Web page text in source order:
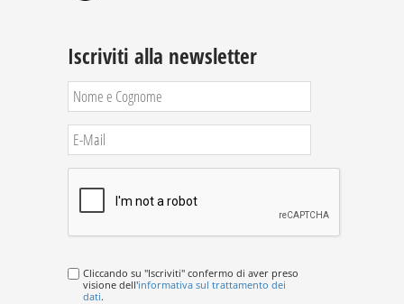
Iscriviti alla newsletter
Cliccando su "Iscriviti" confermo di aver preso
visione dell'informativa sul trattamento dei
dati.